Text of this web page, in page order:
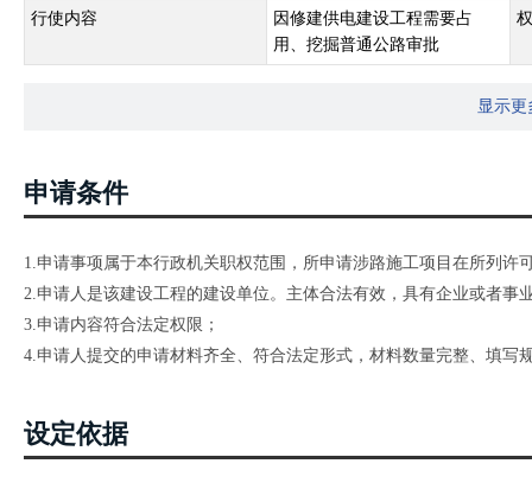
行使内容
因修建供电建设工程需要占
用、挖掘普通公路审批
显示更
申请条件
1.申请事项属于本行政机关职权范围，所申请涉路施工项目在所列许
2.申请人是该建设工程的建设单位。主体合法有效，具有企业或者事
3.申请内容符合法定权限；
4.申请人提交的申请材料齐全、符合法定形式，材料数量完整、填写
设定依据